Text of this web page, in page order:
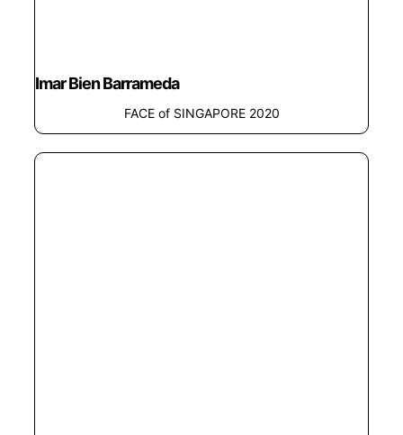
Imar Bien Barrameda
FACE of SINGAPORE 2020